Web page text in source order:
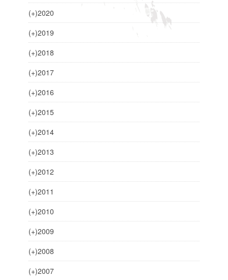
(+)2020
(+)2019
(+)2018
(+)2017
(+)2016
(+)2015
(+)2014
(+)2013
(+)2012
(+)2011
(+)2010
(+)2009
(+)2008
(+)2007